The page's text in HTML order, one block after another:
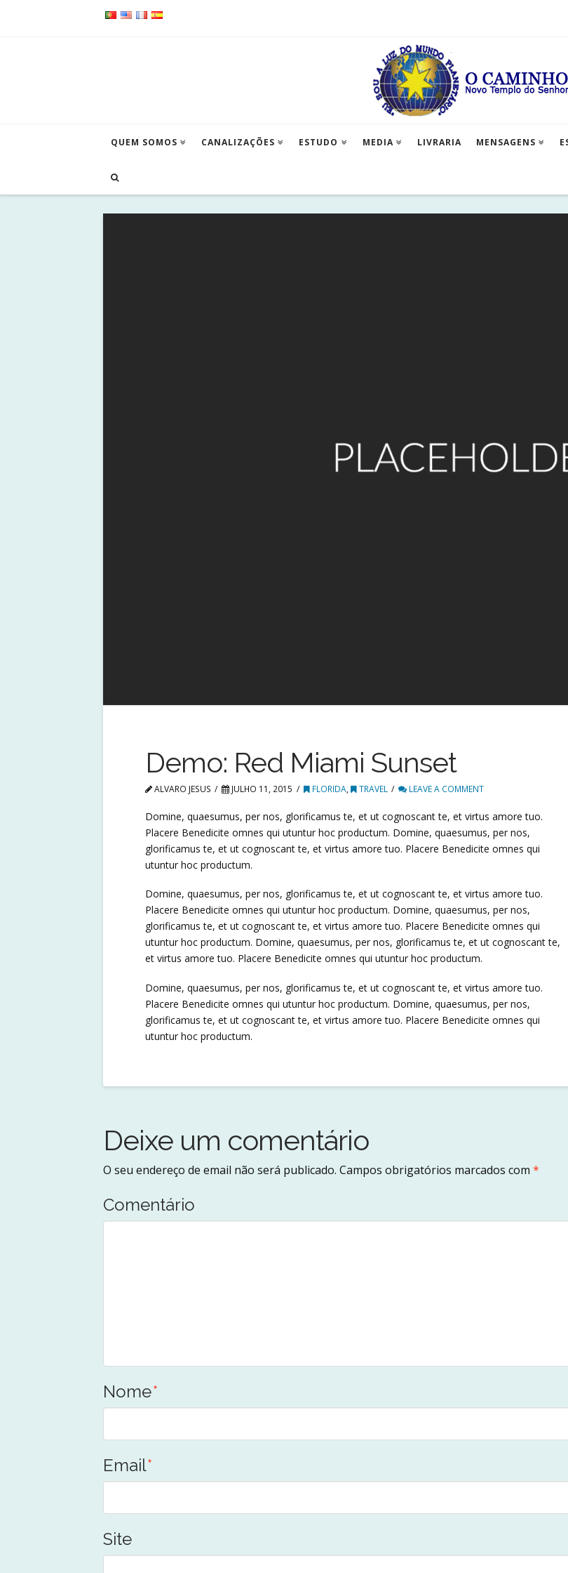
QUEM SOMOS CANALIZAÇÕES ESTUDO MEDIA LIVRARIA MENSAGENS
Demo: Red Miami Sunset
ALVARO JESUS JULHO 11, 2015 FLORIDA, TRAVEL LEAVE A COMMENT
Domine, quaesumus, per nos, glorificamus te, et ut cognoscant te, et virtus amore tuo.
Placere Benedicite omnes qui utuntur hoc productum. Domine, quaesumus, per nos,
glorificamus te, et ut cognoscant te, et virtus amore tuo. Placere Benedicite omnes qui
utuntur hoc productum.
Domine, quaesumus, per nos, glorificamus te, et ut cognoscant te, et virtus amore tuo.
Placere Benedicite omnes qui utuntur hoc productum. Domine, quaesumus, per nos,
glorificamus te, et ut cognoscant te, et virtus amore tuo. Placere Benedicite omnes qui
utuntur hoc productum. Domine, quaesumus, per nos, glorificamus te, et ut cognoscant te,
et virtus amore tuo. Placere Benedicite omnes qui utuntur hoc productum.
Domine, quaesumus, per nos, glorificamus te, et ut cognoscant te, et virtus amore tuo.
Placere Benedicite omnes qui utuntur hoc productum. Domine, quaesumus, per nos,
glorificamus te, et ut cognoscant te, et virtus amore tuo. Placere Benedicite omnes qui
utuntur hoc productum.
Deixe um comentário
O seu endereço de email não será publicado. Campos obrigatórios marcados com *
Comentário
Nome*
Email*
Site